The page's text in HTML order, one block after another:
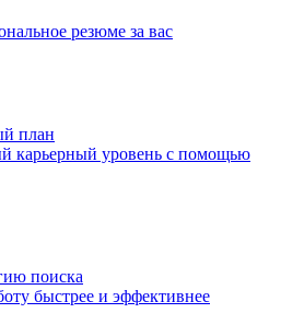
резюме за вас
план
карьерный уровень с помощью
поиска
быстрее и эффективнее